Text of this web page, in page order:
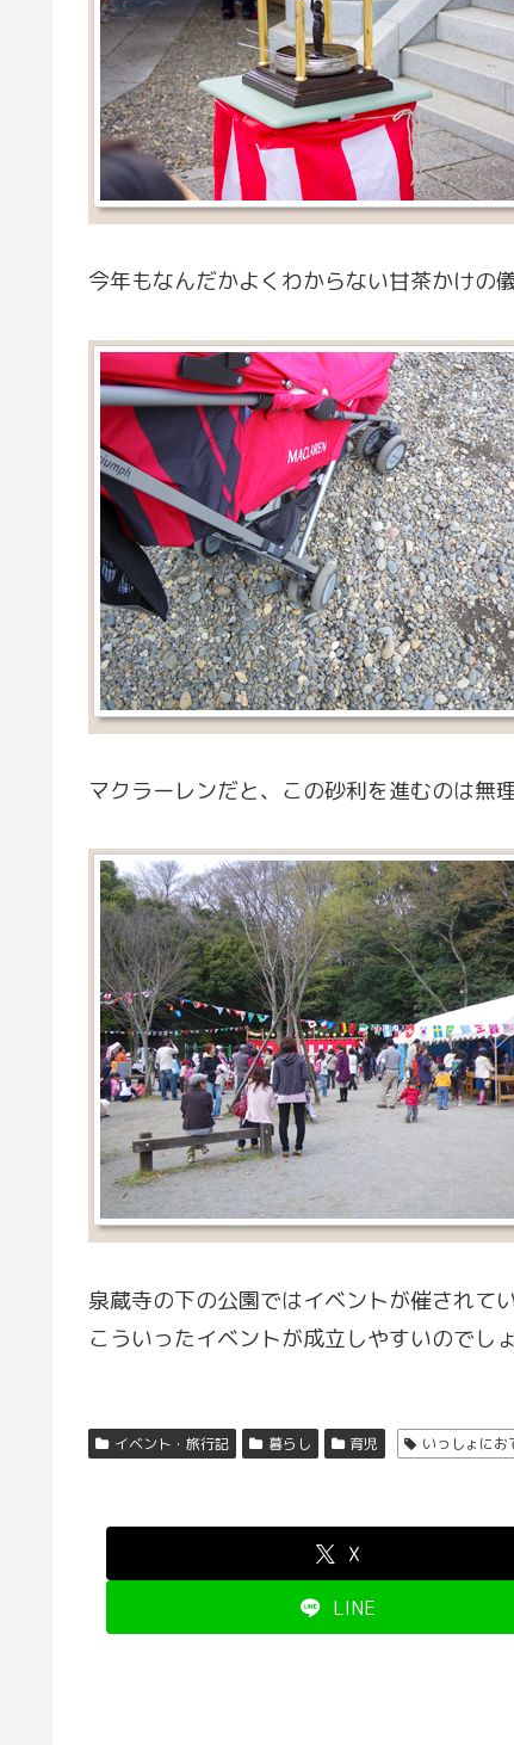
今年もなんだかよくわからない甘茶かけの
マクラーレンだと、この砂利を進むのは無
泉蔵寺の下の公園ではイベントが催されて
こういったイベントが成立しやすいのでしょ
イベント・旅行記 暮らし 育児 いっしょにお
X
LINE